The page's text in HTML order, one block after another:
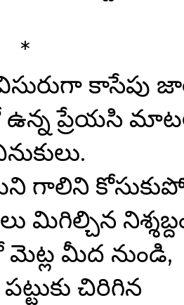
కాసేపు
ప్రేయసి
గాలిని
మిగిల్చిన
మీద నుండి,
చిరిగిన